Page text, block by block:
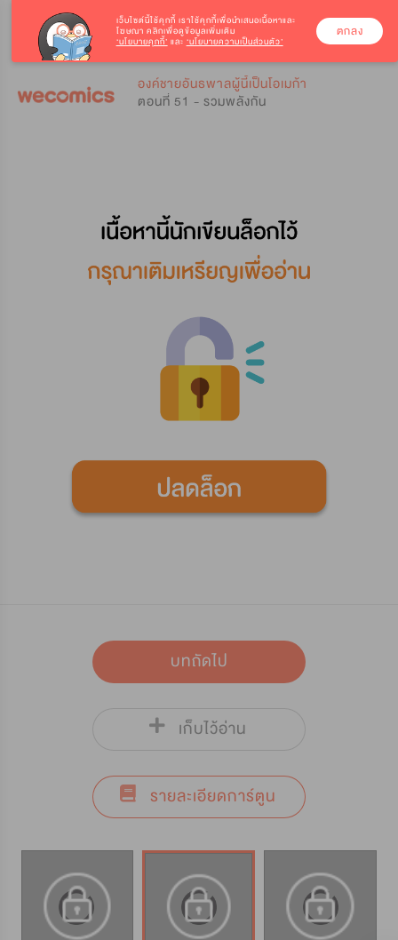
องค์ชายอันธพาลผู้นี้เป็นโอเมก้า
ตอนที่ 51 - รวมพลังกัน
บทถัดไป
เก็บไว้อ่าน
รายละเอียดการ์ตูน
เว็บไซต์นี้ใช้คุกกี้ เราใช้คุกกี้เพื่อนำเสนอเนื้อหาและ
โฆษณา คลิกเพื่อดูข้อมูลเพิ่มเติม
‘นโยบายคุกกี้’ และ ‘นโยบายความเป็นส่วนตัว’
ตกลง